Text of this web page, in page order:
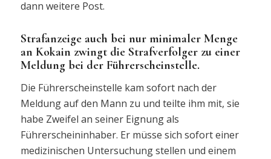
dann weitere Post.
Strafanzeige auch bei nur minimaler Menge
an Kokain zwingt die Strafverfolger zu einer
Meldung bei der Führerscheinstelle.
Die Führerscheinstelle kam sofort nach der
Meldung auf den Mann zu und teilte ihm mit, sie
habe Zweifel an seiner Eignung als
Führerscheininhaber. Er müsse sich sofort einer
medizinischen Untersuchung stellen und einem